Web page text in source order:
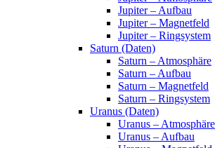
Jupiter – Aufbau
Jupiter – Magnetfeld
Jupiter – Ringsystem
Saturn (Daten)
Saturn – Atmosphäre
Saturn – Aufbau
Saturn – Magnetfeld
Saturn – Ringsystem
Uranus (Daten)
Uranus – Atmosphäre
Uranus – Aufbau